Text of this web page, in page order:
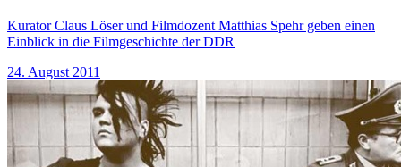
Kurator Claus Löser und Filmdozent Matthias Spehr geben einen
Einblick in die Filmgeschichte der DDR
24. August 2011